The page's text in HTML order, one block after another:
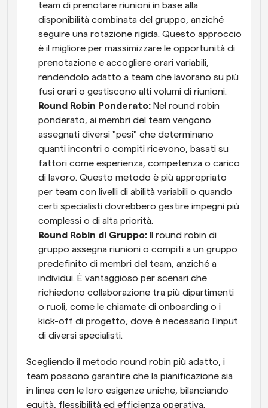
team di prenotare riunioni in base alla
disponibilità combinata del gruppo, anziché
seguire una rotazione rigida. Questo approccio
è il migliore per massimizzare le opportunità di
prenotazione e accogliere orari variabili,
rendendolo adatto a team che lavorano su più
fusi orari o gestiscono alti volumi di riunioni.
Round Robin Ponderato: Nel round robin
ponderato, ai membri del team vengono
assegnati diversi "pesi" che determinano
quanti incontri o compiti ricevono, basati su
fattori come esperienza, competenza o carico
di lavoro. Questo metodo è più appropriato
per team con livelli di abilità variabili o quando
certi specialisti dovrebbero gestire impegni più
complessi o di alta priorità.
Round Robin di Gruppo:
Il round robin di
gruppo assegna riunioni o compiti a un gruppo
predefinito di membri del team, anziché a
individui. È vantaggioso per scenari che
richiedono collaborazione tra più dipartimenti
o ruoli, come le chiamate di onboarding o i
kick-off di progetto, dove è necessario l'input
di diversi specialisti.
Scegliendo il metodo round robin più adatto, i
team possono garantire che la pianificazione sia
in linea con le loro esigenze uniche, bilanciando
equità, flessibilità ed efficienza operativa.